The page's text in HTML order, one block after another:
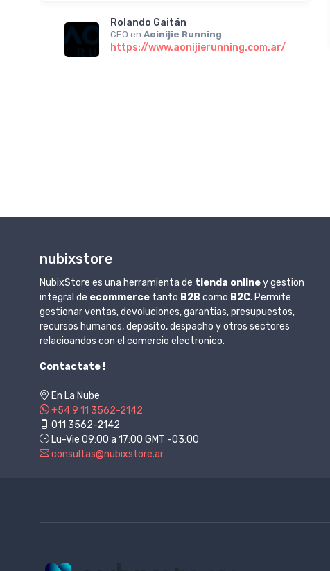
Rolando Gaitán
CEO en Aoinijie Running
https://www.aonijierunning.com.ar/
nubixstore
NubixStore es una herramienta de tienda onliney gestion
integral de ecommerce tanto B2B como B2C. Permite
gestionar ventas, devoluciones, garantias, presupuestos,
recursos humanos, deposito, despacho y otros sectores
relacioandos con el comercio electronico.
Contactate !
En La Nube
+54 9 11 3562-2142
011 3562-2142
Lu-Vie 09:00 a 17:00 GMT -03:00
consultas@nubixstore.ar